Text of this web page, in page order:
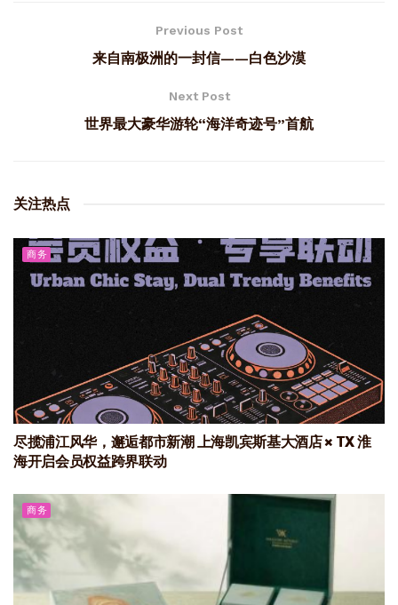
Previous Post
来自南极洲的一封信——白色沙漠
Next Post
世界最大豪华游轮“海洋奇迹号”首航
关注热点
商务
尽揽浦江风华，邂逅都市新潮 上海凯宾斯基大酒店 × TX 淮
海开启会员权益跨界联动
商务